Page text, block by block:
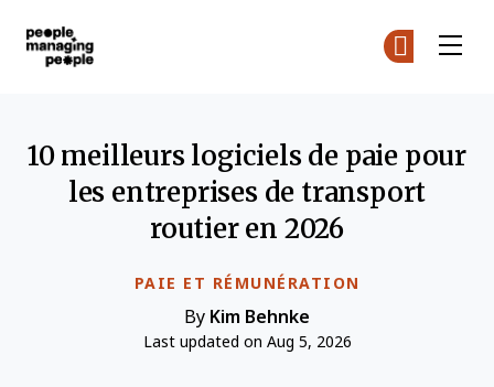
PAIE ET RÉMUNÉRATION
10 meilleurs logiciels de paie pour
les entreprises de transport
routier en 2026
By Kim Behnke
Last updated on Aug 5, 2026